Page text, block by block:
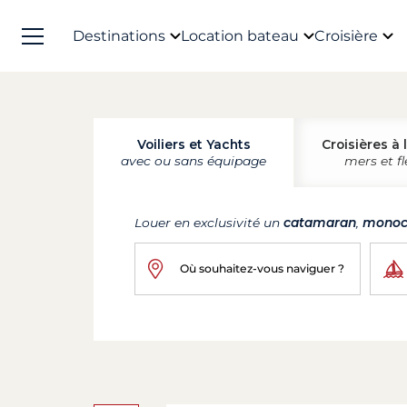
Destinations Location bateau Croisière
Voiliers et Yachts
avec ou sans équipage
Croisières à
mers et
Louer en exclusivité un catamaran